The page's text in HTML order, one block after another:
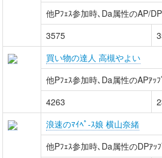
他Pﾌｪｽ参加時､Da属性のAP/
3575
買い物の達人 高槻やよい
他Pﾌｪｽ参加時､Da属性のAPｱｯ
4263
浪速のﾏｲﾍﾟ-ｽ娘 横山奈緒
他Pﾌｪｽ参加時､Da属性のDPｱｯ